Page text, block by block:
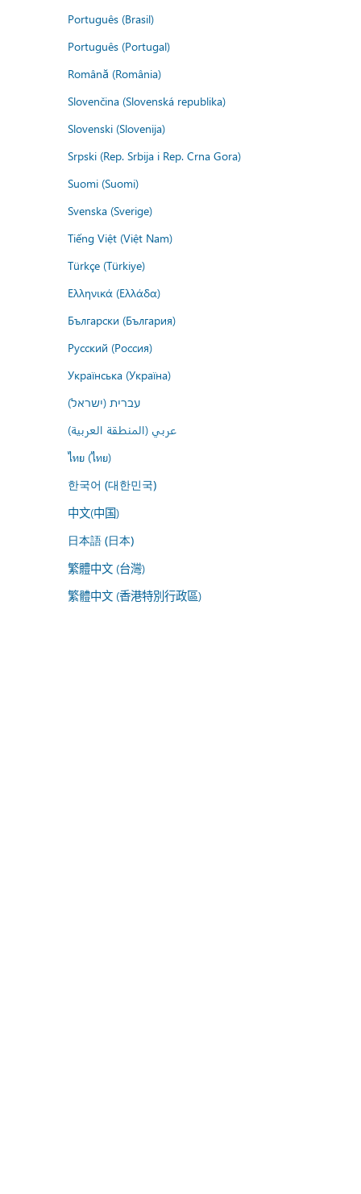
Português (Brasil)
Português (Portugal)
Română (România)
Slovenčina (Slovenská republika)
Slovenski (Slovenija)
Srpski (Rep. Srbija i Rep. Crna Gora)
Suomi (Suomi)
Svenska (Sverige)
Tiếng Việt (Việt Nam)
Türkçe (Türkiye)
Ελληνικά (Ελλάδα)
Български (България)
Русский (Россия)
Українська (Україна)
עברית (ישראל)
عربي (المنطقة العربية)
ไทย (ไทย)
한국어 (대한민국)
中文(中国)
日本語 (日本)
繁體中文 (台灣)
繁體中文 (香港特別行政區)